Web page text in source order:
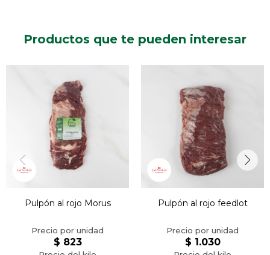
Productos que te pueden interesar
Pulpón al rojo Morus
$ 823
Pulpón al rojo feedlot
$ 1.030